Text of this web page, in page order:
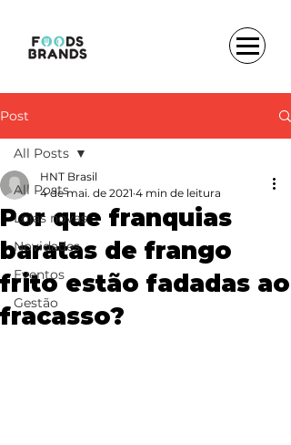
Post
All Posts
Lojas novas
Novidades
Eventos
Gestão
All Posts
Por que franquias
baratas de frango
frito estão fadadas ao
fracasso?
HNT Brasil
4 de mai. de 2021 4 min de leitura